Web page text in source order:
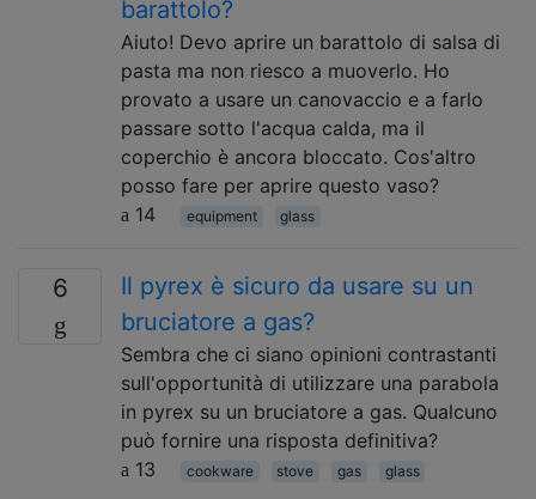
barattolo?
Aiuto! Devo aprire un barattolo di salsa di
pasta ma non riesco a muoverlo. Ho
provato a usare un canovaccio e a farlo
passare sotto l'acqua calda, ma il
coperchio è ancora bloccato. Cos'altro
posso fare per aprire questo vaso?
14
equipment glass
6
Il pyrex è sicuro da usare su un
bruciatore a gas?
Sembra che ci siano opinioni contrastanti
sull'opportunità di utilizzare una parabola
in pyrex su un bruciatore a gas. Qualcuno
può fornire una risposta definitiva?
13
cookware stove gas glass